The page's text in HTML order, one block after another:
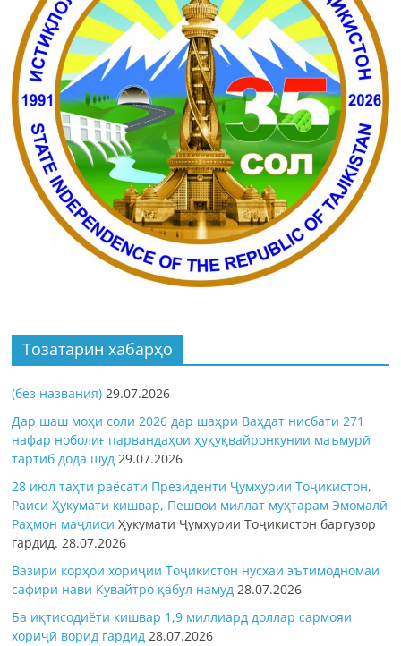
Тозатарин хабарҳо
(без названия) 29.07.2026
Дар шаш моҳи соли 2026 дар шаҳри Ваҳдат нисбати 271
нафар ноболиғ парвандаҳои ҳуқуқвайронкунии маъмурӣ
тартиб дода шуд 29.07.2026
28 июл таҳти раёсати Президенти Ҷумҳурии Тоҷикистон,
Раиси Ҳукумати кишвар, Пешвои миллат муҳтарам Эмомалӣ
Раҳмон маҷлисиҲукумати Ҷумҳурии Тоҷикистон баргузор
гардид.28.07.2026
Вазири корҳои хориҷии Тоҷикистон нусхаи эътимодномаи
сафири нави Кувайтро қабул намуд 28.07.2026
Ба иқтисодиёти кишвар 1,9 миллиард доллар сармояи
хориҷӣ ворид гардид 28.07.2026